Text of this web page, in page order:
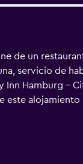
de un
servicio de
Inn Hamburg -
este
satélite. Los
navegar por